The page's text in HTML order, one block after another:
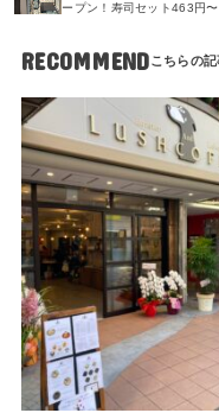
ープン！寿司セット463円〜
RECOMMEND